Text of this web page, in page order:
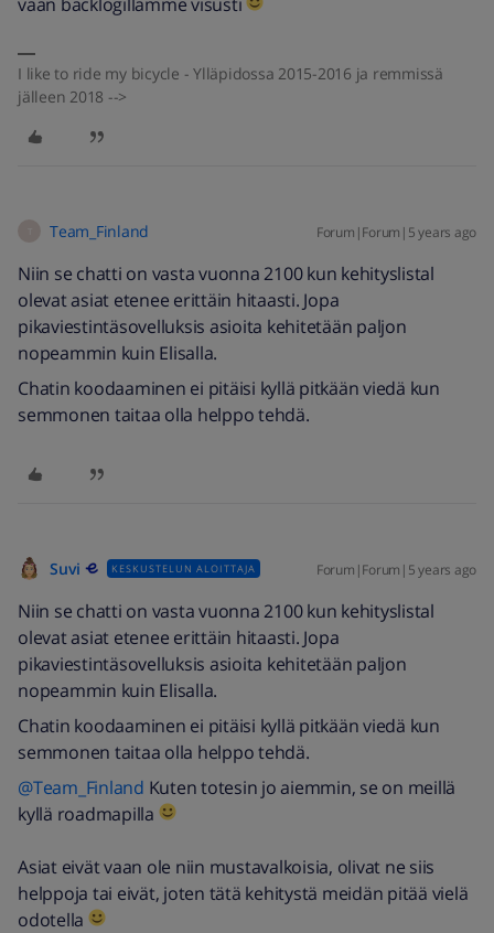
I like to ride my bicycle - Ylläpidossa 2015-2016 ja remmissä
jälleen 2018 -->
Team_Finland Forum|Forum|5 years ago
Niin se chatti on vasta vuonna 2100 kun kehityslistal
olevat asiat etenee erittäin hitaasti. Jopa
pikaviestintäsovelluksis asioita kehitetään paljon
nopeammin kuin Elisalla.
Chatin koodaaminen ei pitäisi kyllä pitkään viedä kun
semmonen taitaa olla helppo tehdä.
Suvi KESKUSTELUN ALOITTAJA Forum|Forum|5 years ago
Niin se chatti on vasta vuonna 2100 kun kehityslistal
olevat asiat etenee erittäin hitaasti. Jopa
pikaviestintäsovelluksis asioita kehitetään paljon
nopeammin kuin Elisalla.
Chatin koodaaminen ei pitäisi kyllä pitkään viedä kun
semmonen taitaa olla helppo tehdä.
@Team_Finland Kuten totesin jo aiemmin, se on meillä
kyllä roadmapilla
Asiat eivät vaan ole niin mustavalkoisia, olivat ne siis
helppoja tai eivät, joten tätä kehitystä meidän pitää vielä
odotella